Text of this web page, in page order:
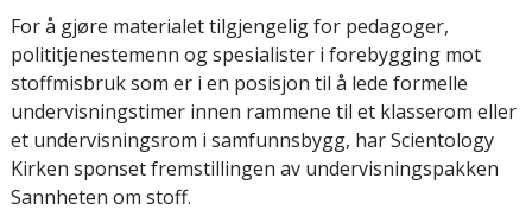
For å gjøre materialet tilgjengelig for pedagoger,
polititjenestemenn og spesialister i forebygging mot
stoffmisbruk som er i en posisjon til å lede formelle
undervisnings­timer innen rammene til et klasserom eller
et undervisningsrom i samfunnsbygg, har Scientology
Kirken sponset fremstillingen av undervisningspakken
Sannheten om stoff.